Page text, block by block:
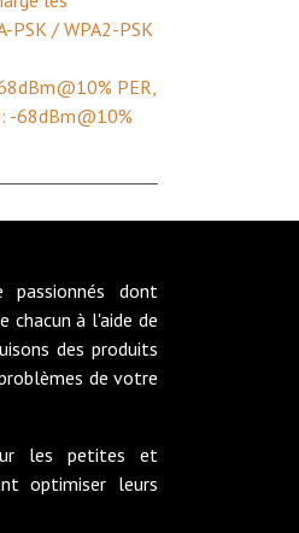
PSK / WPA2-PSK
PER,
-68dBm@10%
passionnés dont
chacun à l'aide de
des produits
de votre
les petites et
optimiser leurs